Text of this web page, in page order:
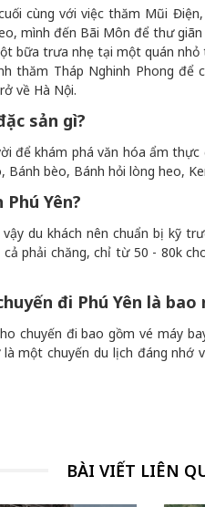
cùng với việc thăm Mũi
mình đến Bãi Môn để thư
bữa trưa nhẹ tại một quán nhỏ
thăm Tháp Nghinh Phong
về Hà Nội.
sản gì?
để khám phá văn hóa ẩm
Bánh bèo, Bánh hỏi lòng heo,
Yên?
du khách nên chuẩn bị kỹ
cả phải chăng, chỉ từ 50 - 80k
đi Phú Yên là bao
chuyến đi bao gồm vé máy
một chuyến du lịch đáng nhớ
BÀI VIẾT LIÊN